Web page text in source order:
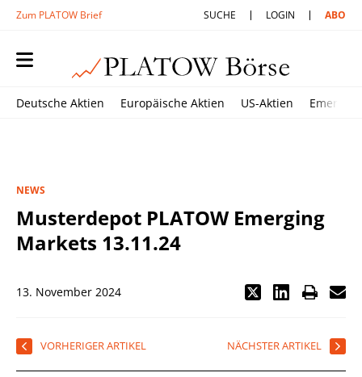
Zum PLATOW Brief SUCHE LOGIN ABO
Deutsche Aktien Europäische Aktien US-Aktien
NEWS
Musterdepot PLATOW Emerging
Markets 13.11.24
13. November 2024
VORHERIGER ARTIKEL NÄCHSTER ARTIKEL